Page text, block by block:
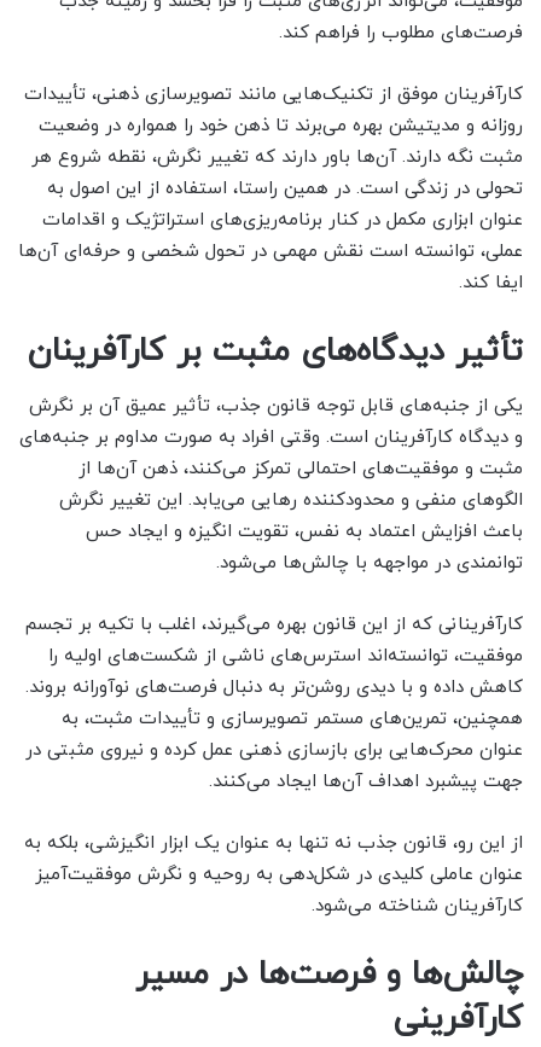
فرصت‌های مطلوب را فراهم کند.
کارآفرینان موفق از تکنیک‌هایی مانند تصویرسازی ذهنی، تأییدات
روزانه و مدیتیشن بهره می‌برند تا ذهن خود را همواره در وضعیت
مثبت نگه دارند. آن‌ها باور دارند که تغییر نگرش، نقطه شروع هر
تحولی در زندگی است. در همین راستا، استفاده از این اصول به
عنوان ابزاری مکمل در کنار برنامه‌ریزی‌های استراتژیک و اقدامات
عملی، توانسته است نقش مهمی در تحول شخصی و حرفه‌ای آن‌ها
ایفا کند.
تأثیر دیدگاه‌های مثبت بر کارآفرینان
یکی از جنبه‌های قابل توجه قانون جذب، تأثیر عمیق آن بر نگرش
و دیدگاه کارآفرینان است. وقتی افراد به صورت مداوم بر جنبه‌های
مثبت و موفقیت‌های احتمالی تمرکز می‌کنند، ذهن آن‌ها از
الگوهای منفی و محدودکننده رهایی می‌یابد. این تغییر نگرش
باعث افزایش اعتماد به نفس، تقویت انگیزه و ایجاد حس
توانمندی در مواجهه با چالش‌ها می‌شود.
کارآفرینانی که از این قانون بهره می‌گیرند، اغلب با تکیه بر تجسم
موفقیت، توانسته‌اند استرس‌های ناشی از شکست‌های اولیه را
کاهش داده و با دیدی روشن‌تر به دنبال فرصت‌های نوآورانه بروند.
همچنین، تمرین‌های مستمر تصویرسازی و تأییدات مثبت، به
عنوان محرک‌هایی برای بازسازی ذهنی عمل کرده و نیروی مثبتی در
جهت پیشبرد اهداف آن‌ها ایجاد می‌کنند.
از این رو، قانون جذب نه تنها به عنوان یک ابزار انگیزشی، بلکه به
عنوان عاملی کلیدی در شکل‌دهی به روحیه و نگرش موفقیت‌آمیز
کارآفرینان شناخته می‌شود.
چالش‌ها و فرصت‌ها در مسیر
کارآفرینی